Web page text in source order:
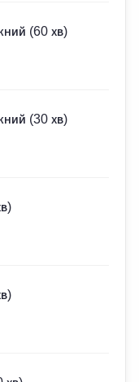
(60 хв)
(30 хв)